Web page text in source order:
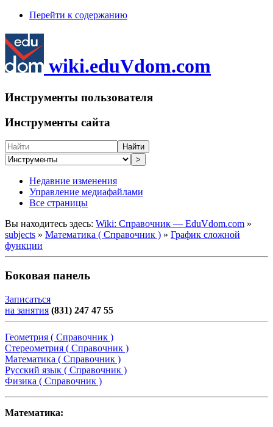
Перейти к содержанию
wiki.eduVdom.com
Инструменты пользователя
Инструменты сайта
Найти
>
Недавние изменения
Управление медиафайлами
Все страницы
Вы находитесь здесь: Wiki: Справочник — EduVdom.com »
subjects » Математика ( Справочник ) » График сложной
функции
Боковая панель
Записаться
на занятия (831) 247 47 55
Геометрия ( Справочник )
Стереометрия ( Справочник )
Математика ( Справочник )
Русский язык ( Справочник )
Физика ( Справочник )
Математика: